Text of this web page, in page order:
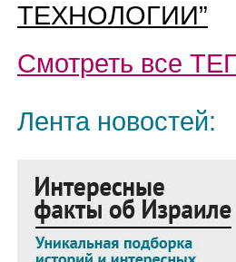
ТЕХНОЛОГИИ”
Смотреть все
Лента новостей: